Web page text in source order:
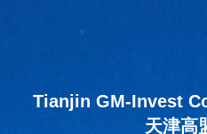
Tianjin GM-Invest
天津高